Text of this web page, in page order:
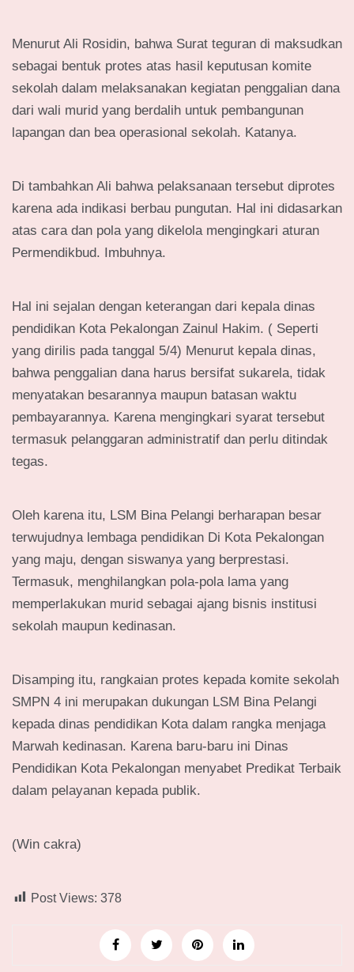
Menurut Ali Rosidin, bahwa Surat teguran di maksudkan
sebagai bentuk protes atas hasil keputusan komite
sekolah dalam melaksanakan kegiatan penggalian dana
dari wali murid yang berdalih untuk pembangunan
lapangan dan bea operasional sekolah. Katanya.
Di tambahkan Ali bahwa pelaksanaan tersebut diprotes
karena ada indikasi berbau pungutan. Hal ini didasarkan
atas cara dan pola yang dikelola mengingkari aturan
Permendikbud. Imbuhnya.
Hal ini sejalan dengan keterangan dari kepala dinas
pendidikan Kota Pekalongan Zainul Hakim. ( Seperti
yang dirilis pada tanggal 5/4) Menurut kepala dinas,
bahwa penggalian dana harus bersifat sukarela, tidak
menyatakan besarannya maupun batasan waktu
pembayarannya. Karena mengingkari syarat tersebut
termasuk pelanggaran administratif dan perlu ditindak
tegas.
Oleh karena itu, LSM Bina Pelangi berharapan besar
terwujudnya lembaga pendidikan Di Kota Pekalongan
yang maju, dengan siswanya yang berprestasi.
Termasuk, menghilangkan pola-pola lama yang
memperlakukan murid sebagai ajang bisnis institusi
sekolah maupun kedinasan.
Disamping itu, rangkaian protes kepada komite sekolah
SMPN 4 ini merupakan dukungan LSM Bina Pelangi
kepada dinas pendidikan Kota dalam rangka menjaga
Marwah kedinasan. Karena baru-baru ini Dinas
Pendidikan Kota Pekalongan menyabet Predikat Terbaik
dalam pelayanan kepada publik.
(Win cakra)
Post Views: 378